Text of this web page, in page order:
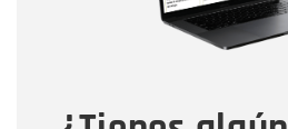
Tipo de comentario
Mensaje